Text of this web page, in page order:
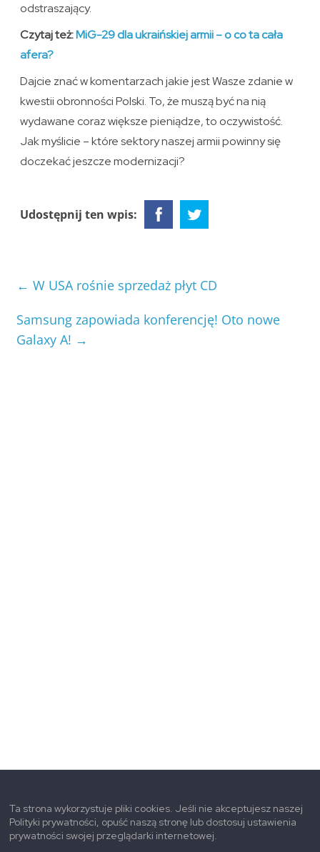
odstraszający.
Czytaj też:MiG-29 dla ukraińskiej armii – o co ta cała
afera?
Dajcie znać w komentarzach jakie jest Wasze zdanie w
kwestii obronności Polski. To, że muszą być na nią
wydawane coraz większe pieniądze, to oczywistość.
Jak myślicie – które sektory naszej armii powinny się
doczekać jeszcze modernizacji?
Udostępnij ten wpis:
← W USA rośnie sprzedaż płyt CD
Samsung zapowiada konferencję! Oto nowe
Galaxy A! →
Ta strona wykorzystuje pliki cookies. Jeśli nie akceptujesz naszej
Polityki prywatności, opuść naszą stronę lub dostosuj ustawienia
prywatności swojej przeglądarki internetowej.